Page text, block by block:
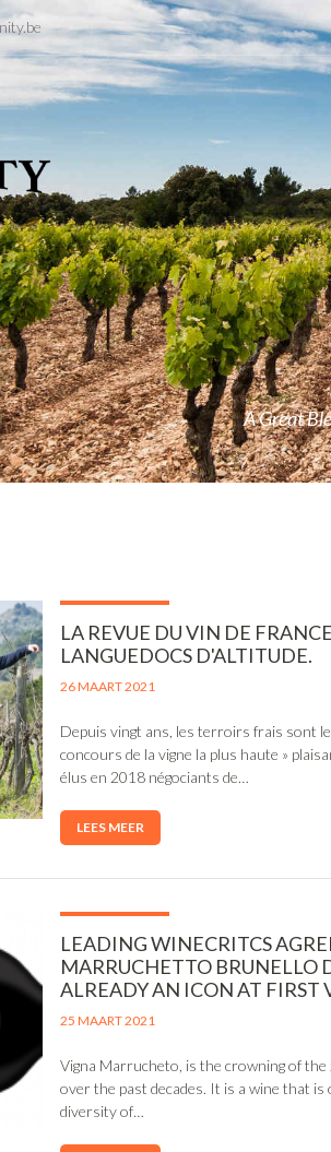
A Great
LA REVUE DU VIN DE
LANGUEDOCS D'ALTITUDE.
26 MAART 2021
Depuis vingt ans, les terroirs frais sont
concours de la vigne la plus haute »
élus en 2018 négociants de…
LEES MEER
LEADING WINECRITCS
MARRUCHETTO BRUNELLO
ALREADY AN ICON AT FIRST
25 MAART 2021
Vigna Marrucheto, is the crowning of
over the past decades. It is a wine that
diversity of…